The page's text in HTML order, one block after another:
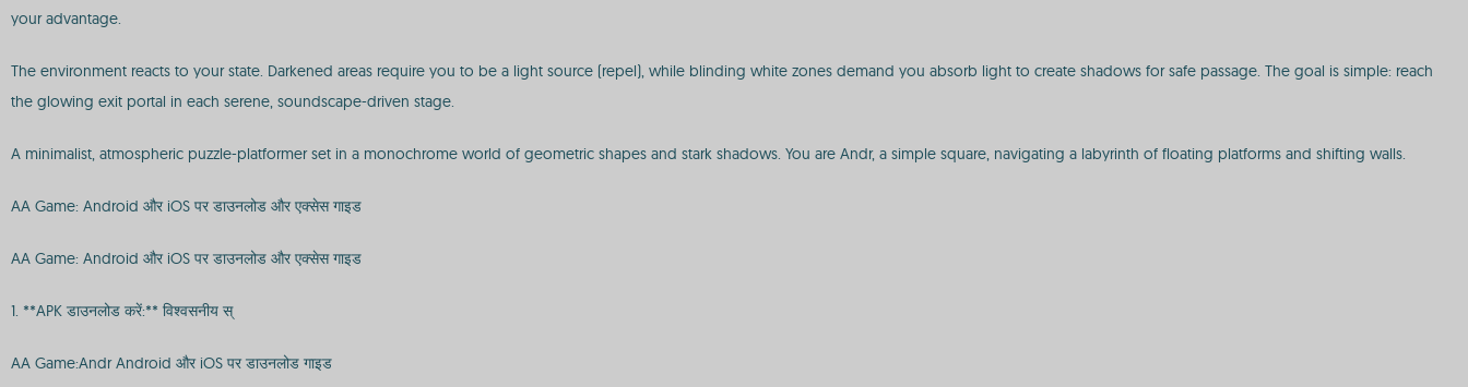
your advantage.
The environment reacts to your state. Darkened areas require you to be a light source (repel), while blinding white zones demand you absorb light to create shadows for safe passage. The goal is simple: reach
the glowing exit portal in each serene, soundscape-driven stage.
A minimalist, atmospheric puzzle-platformer set in a monochrome world of geometric shapes and stark shadows. You are Andr, a simple square, navigating a labyrinth of floating platforms and shifting walls.
AA Game: Android और iOS पर डाउनलोड और एक्सेस गाइड
AA Game: Android और iOS पर डाउनलोड और एक्सेस गाइड
1. **APK डाउनलोड करें:** विश्वसनीय स्
AA Game:Andr Android और iOS पर डाउनलोड गाइड